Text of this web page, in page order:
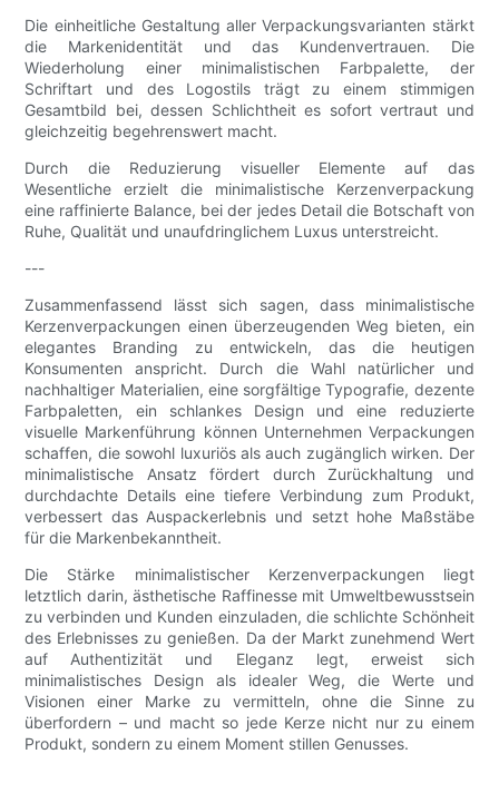
Die einheitliche Gestaltung aller Verpackungsvarianten stärkt
die Markenidentität und das Kundenvertrauen. Die
Wiederholung einer minimalistischen Farbpalette, der
Schriftart und des Logostils trägt zu einem stimmigen
Gesamtbild bei, dessen Schlichtheit es sofort vertraut und
gleichzeitig begehrenswert macht.
Durch die Reduzierung visueller Elemente auf das
Wesentliche erzielt die minimalistische Kerzenverpackung
eine raffinierte Balance, bei der jedes Detail die Botschaft von
Ruhe, Qualität und unaufdringlichem Luxus unterstreicht.
---
Zusammenfassend lässt sich sagen, dass minimalistische
Kerzenverpackungen einen überzeugenden Weg bieten, ein
elegantes Branding zu entwickeln, das die heutigen
Konsumenten anspricht. Durch die Wahl natürlicher und
nachhaltiger Materialien, eine sorgfältige Typografie, dezente
Farbpaletten, ein schlankes Design und eine reduzierte
visuelle Markenführung können Unternehmen Verpackungen
schaffen, die sowohl luxuriös als auch zugänglich wirken. Der
minimalistische Ansatz fördert durch Zurückhaltung und
durchdachte Details eine tiefere Verbindung zum Produkt,
verbessert das Auspackerlebnis und setzt hohe Maßstäbe
für die Markenbekanntheit.
Die Stärke minimalistischer Kerzenverpackungen liegt
letztlich darin, ästhetische Raffinesse mit Umweltbewusstsein
zu verbinden und Kunden einzuladen, die schlichte Schönheit
des Erlebnisses zu genießen. Da der Markt zunehmend Wert
auf Authentizität und Eleganz legt, erweist sich
minimalistisches Design als idealer Weg, die Werte und
Visionen einer Marke zu vermitteln, ohne die Sinne zu
überfordern – und macht so jede Kerze nicht nur zu einem
Produkt, sondern zu einem Moment stillen Genusses.